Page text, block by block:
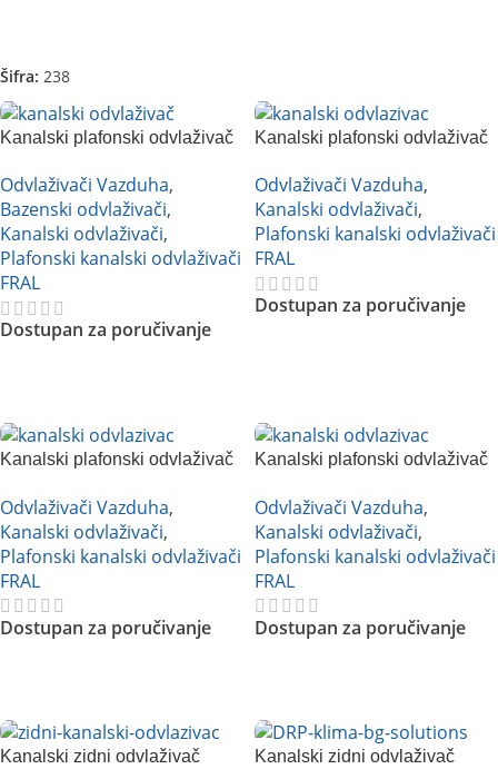
Šifra: 238
Kanalski plafonski odvlaživač
Odvlaživači Vazduha,
Bazenski odvlaživači,
Kanalski odvlaživači,
Plafonski kanalski odvlaživači
FRAL
Dostupan za poručivanje
Kanalski plafonski odvlaživač
Odvlaživači Vazduha,
Kanalski odvlaživači,
Plafonski kanalski odvlaživači
FRAL
Dostupan za poručivanje
Kanalski plafonski odvlaživač
Odvlaživači Vazduha,
Kanalski odvlaživači,
Plafonski kanalski odvlaživači
FRAL
Dostupan za poručivanje
Kanalski plafonski odvlaživač
Odvlaživači Vazduha,
Kanalski odvlaživači,
Plafonski kanalski odvlaživači
FRAL
Dostupan za poručivanje
Kanalski zidni odvlaživač
Kanalski zidni odvlaživač